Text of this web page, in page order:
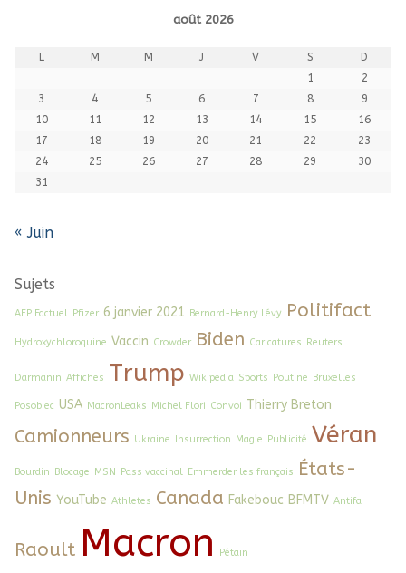
août 2026
L M M J V S
D
1
2
3
4 5 6 7 8
9
10
11 12 13 14 15
16
17
18 19 20 21 22
23
24
25 26 27 28 29
30
31
« Juin
Sujets
AFP Factuel Pfizer 6 janvier 2021 Bernard-Henry Lévy Politifact
Hydroxychloroquine Vaccin Crowder Biden Caricatures Reuters
Darmanin Affiches Trump Wikipedia Sports Poutine Bruxelles
Posobiec USA MacronLeaks Michel Flori Convoi Thierry Breton
Camionneurs Ukraine Insurrection Magie Publicité Véran
Bourdin Blocage MSN Pass vaccinal Emmerder les français
États-
Unis YouTube Athletes Canada Fakebouc BFMTV Antifa
Raoult Macron Pétain